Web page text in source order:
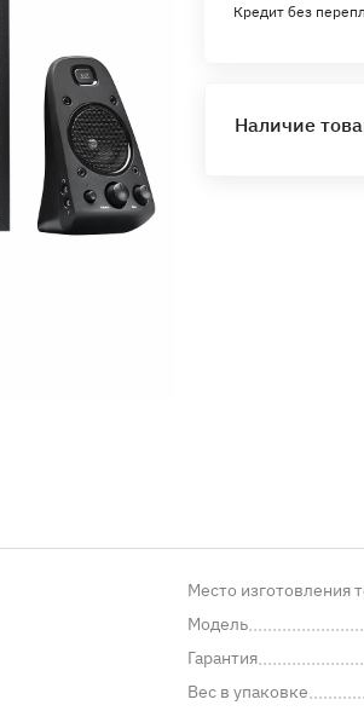
Кредит без
Наличие
Место изготовления
Модель
Гарантия
Вес в упаковке